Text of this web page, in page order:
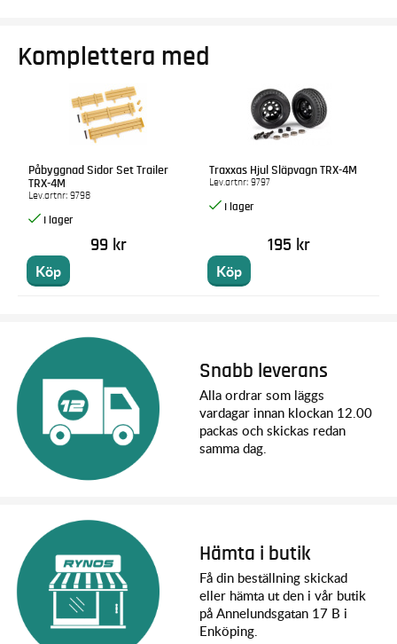
Komplettera med
Påbyggnad Sidor Set Trailer
TRX-4M
Lev.artnr: 9798
99 kr
Köp
Traxxas Hjul Släpvagn TRX-4M
Lev.artnr: 9797
195 kr
Köp
Snabb leverans
Alla ordrar som läggs
vardagar innan klockan 12.00
packas och skickas redan
samma dag.
Hämta i butik
Få din beställning skickad
eller hämta ut den i vår butik
på Annelundsgatan 17 B i
Enköping.